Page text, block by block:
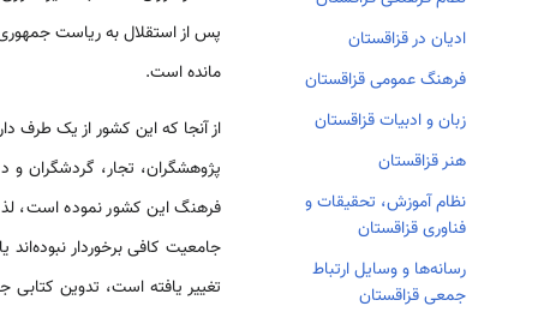
ادیان در قزاقستان
فرهنگ عمومی قزاقستان
زبان و ادبیات قزاقستان
هنر قزاقستان
نظام آموزش، تحقیقات و
فناوری قزاقستان
رسانه‌ها و وسایل ارتباط
جمعی قزاقستان
پس از استقلال به ریاست
مانده است.
از آنجا که این کشور از یک طرف
پژوهشگران، تجار، گردشگران و
فرهنگ این کشور نموده است،
جامعیت کافی برخوردار
تغییر یافته است، تدوین